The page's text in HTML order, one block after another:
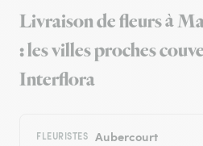
Livraison de fleurs à
: les villes proches
Interflora
FLEURISTES Aubercourt